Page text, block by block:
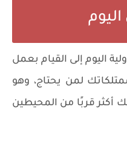
اليوم إلى القيام بعمل
لمن يحتاج، وهو
أكثر قربًا من المحيطين